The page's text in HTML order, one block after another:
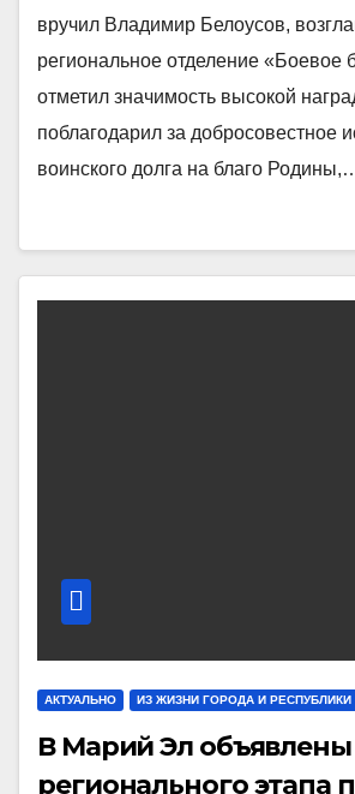
вручил Владимир Белоусов,
региональное отделение «Боевое
отметил значимость высокой
поблагодарил за добросовестное
воинского долга на благо
АКТУАЛЬНО ИЗ ЖИЗНИ ГОРОДА И РЕСПУБЛИКИ
В Марий Эл
регионального этапа